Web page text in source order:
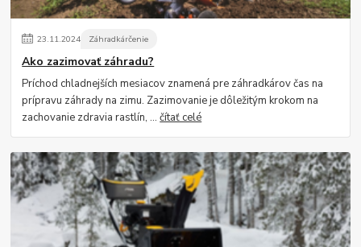
23.11.2024 Záhradkárčenie
Ako zazimovať záhradu?
Príchod chladnejších mesiacov znamená pre záhradkárov čas na
prípravu záhrady na zimu. Zazimovanie je dôležitým krokom na
zachovanie zdravia rastlín, ...čítať celé